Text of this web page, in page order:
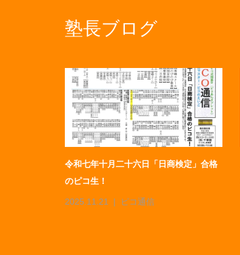
塾長ブログ
令和七年十月二十六日「日商検定」合格
のピコ生！
2025.11.21 ピコ通信